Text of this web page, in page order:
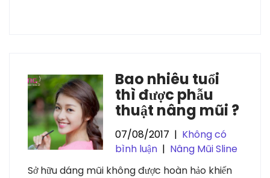
Bao nhiêu tuổi
thì được phẫu
thuật nâng mũi ?
07/08/2017 | Không có
bình luận | Nâng Mũi Sline
Sở hữu dáng mũi không được hoàn hảo khiến